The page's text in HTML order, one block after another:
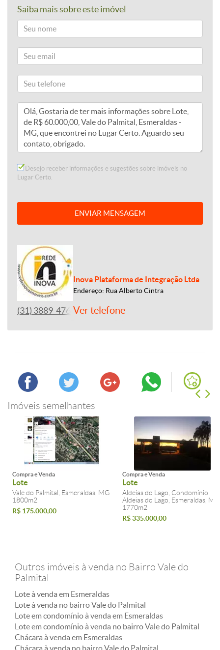
Saiba mais sobre este imóvel
Desejo receber informações e sugestões sobre imóveis no
Lugar Certo.
ENVIAR MENSAGEM
Inova Plataforma de Integração Ltda
Endereço: Rua Alberto Cintra
(31) 3889-4765Ver telefone
Imóveis semelhantes
Compra e Venda
Lote
Vale do Palmital, Esmeraldas, MG
1800m2
R$ 175.000,00
Compra e Venda
Lote
Aldeias do Lago, Condomínio
Aldeias do Lago, Esmeraldas, MG
1770m2
R$ 335.000,00
Outros imóveis à venda no Bairro Vale do
Palmital
Lote à venda em Esmeraldas
Lote à venda no bairro Vale do Palmital
Lote em condomínio à venda em Esmeraldas
Lote em condomínio à venda no bairro Vale do Palmital
Chácara à venda em Esmeraldas
Chácara à venda no bairro Vale do Palmital